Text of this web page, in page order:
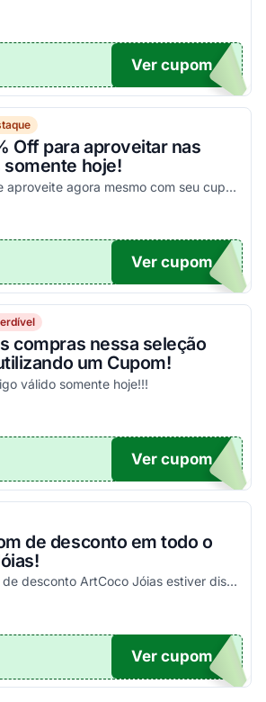
funcionou
RA10
Ver cupom
Off para aproveitar nas
somente hoje!
Pegue seu código e aproveite agora mesmo com seu cupom de desconto!
funcionou
10
Ver cupom
compras nessa seleção
um Cupom!
válido somente hoje!!!
funcionou
IA
Ver cupom
de desconto em todo o
Quando um cupom de desconto ArtCoco Jóias estiver disponível você poderá encontrá-lo aqui!
funcionou
TICO
Ver cupom